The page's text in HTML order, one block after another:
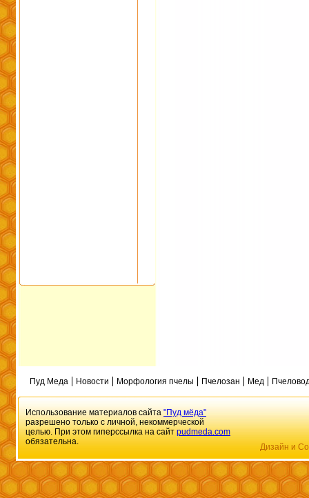
Пуд Меда Новости Морфология пчелы Пчелозан Мед
Использование материалов сайта"Пуд мёда"
разрешено только с личной, некоммерческой
целью. При этом гиперссылка на сайтpudmeda.com
обязательна.
Дизайн и